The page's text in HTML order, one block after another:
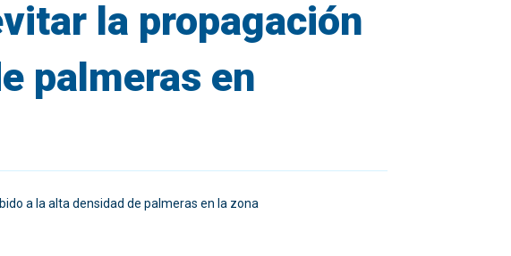
la propagación
palmeras en
a la alta densidad de palmeras en la zona